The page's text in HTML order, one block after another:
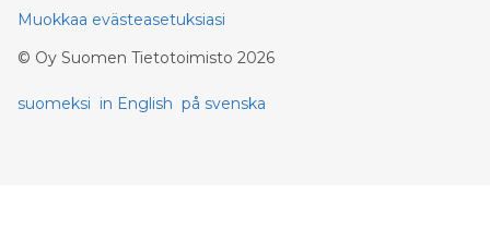
Muokkaa evästeasetuksiasi
© Oy Suomen Tietotoimisto 2026
suomeksi in English på svenska